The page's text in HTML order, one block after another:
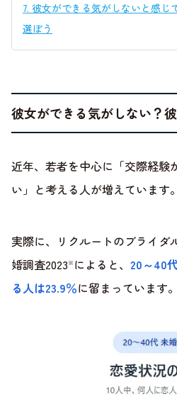
7. 彼女ができる気がしないと感じ
選ぼう
彼女ができる気がしない？
近年、若者を中心に「交際経験
い」と考える人が増えています。
実際に、リクルートのブライダ
婚調査2023※ によると、 20～40
る人は23.9％に留まっています。